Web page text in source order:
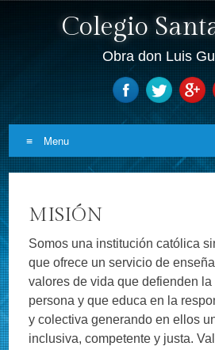
Colegio
Obra don Luis
Menu
MISIÓN
Somos una institución católica
que ofrece un servicio de
valores de vida que defienden
persona y que educa en la
y colectiva generando en ellos
inclusiva, competente y justa.